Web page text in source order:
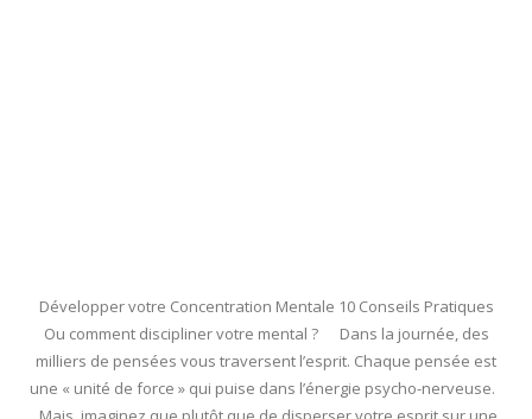
Développer votre Concentration Mentale 10 Conseils Pratiques
Ou comment discipliner votre mental ? Dans la journée, des
milliers de pensées vous traversent l’esprit. Chaque pensée est
une « unité de force » qui puise dans l’énergie psycho-nerveuse.